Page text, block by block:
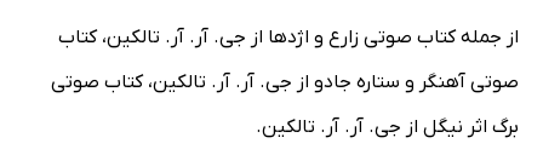
از جمله کتاب صوتی زارع و اژدها از جی. آر. آر. تالکین، کتاب
صوتی آهنگر و ستاره جادو از جی. آر. آر. تالکین، کتاب صوتی
برگ اثر نیگل از جی. آر. آر. تالکین.